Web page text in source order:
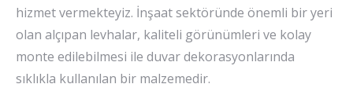
hizmet vermekteyiz. İnşaat sektöründe önemli bir yeri
olan alçıpan levhalar, kaliteli görünümleri ve kolay
monte edilebilmesi ile duvar dekorasyonlarında
sıklıkla kullanılan bir malzemedir.